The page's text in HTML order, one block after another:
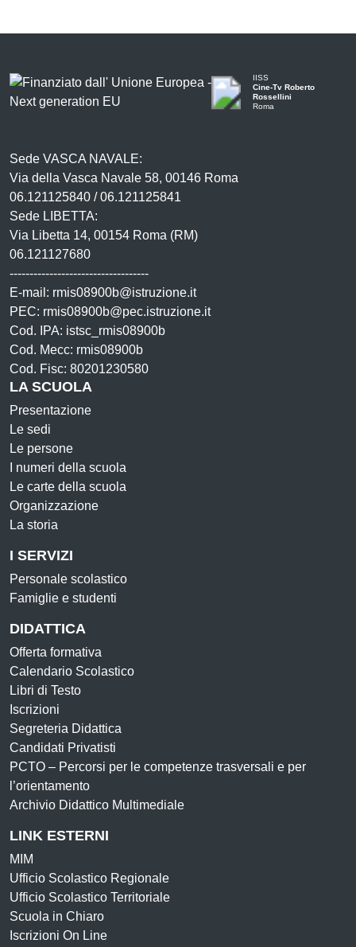
IISS
Cine-Tv Roberto
Rossellini
Roma
Sede VASCA NAVALE:
Via della Vasca Navale 58, 00146 Roma
06.121125840 / 06.121125841
Sede LIBETTA:
Via Libetta 14, 00154 Roma (RM)
06.121127680
-----------------------------------
E-mail: rmis08900b@istruzione.it
PEC: rmis08900b@pec.istruzione.it
Cod. IPA: istsc_rmis08900b
Cod. Mecc: rmis08900b
Cod. Fisc: 80201230580
LA SCUOLA
Presentazione
Le sedi
Le persone
I numeri della scuola
Le carte della scuola
Organizzazione
La storia
I SERVIZI
Personale scolastico
Famiglie e studenti
DIDATTICA
Offerta formativa
Calendario Scolastico
Libri di Testo
Iscrizioni
Segreteria Didattica
Candidati Privatisti
PCTO – Percorsi per le competenze trasversali e per
l’orientamento
Archivio Didattico Multimediale
LINK ESTERNI
MIM
Ufficio Scolastico Regionale
Ufficio Scolastico Territoriale
Scuola in Chiaro
Iscrizioni On Line